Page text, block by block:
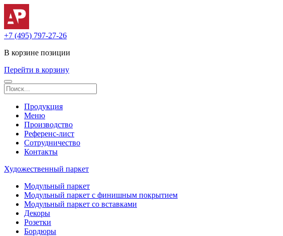
+7 (495) 797-27-26
В корзине позиции
Перейти в корзину
Продукция
Меню
Производство
Референс-лист
Сотрудничество
Контакты
Художественный паркет
Модульный паркет
Модульный паркет с финишным покрытием
Модульный паркет со вставками
Декоры
Розетки
Бордюры